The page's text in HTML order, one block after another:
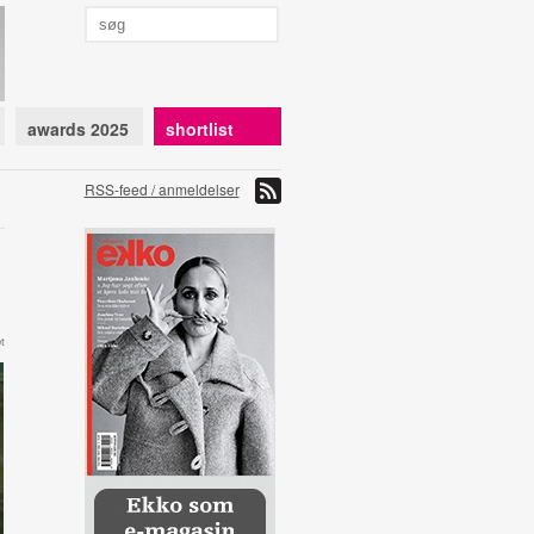
awards 2025 shortlist
RSS-feed / anmeldelser